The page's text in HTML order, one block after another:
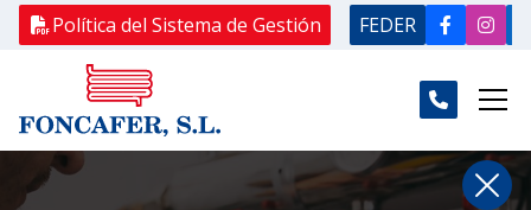
Política del Sistema de Gestión FEDER